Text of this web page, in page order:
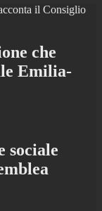
il Consiglio
che
Emilia-
sociale